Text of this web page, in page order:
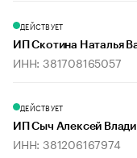
ДЕЙСТВУЕТ
ИП Скотина Наталья
ИНН: 381708165057
ДЕЙСТВУЕТ
ИП Сыч Алексей
ИНН: 381206167974